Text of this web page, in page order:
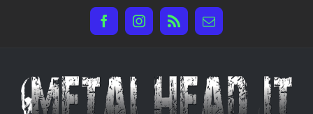
FacebookInstagram
Rss Email